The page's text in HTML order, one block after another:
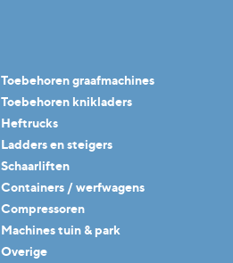
Toebehoren graafmachines
Toebehoren knikladers
Heftrucks
Ladders en steigers
Schaarliften
Containers / werfwagens
Compressoren
Machines tuin & park
Overige